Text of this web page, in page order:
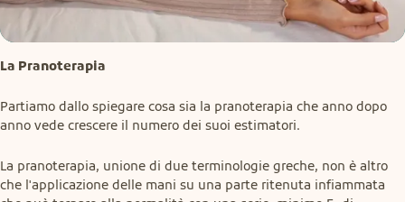
La Pranoterapia
Partiamo dallo spiegare cosa sia la pranoterapia che anno dopo
anno vede crescere il numero dei suoi estimatori.
La pranoterapia, unione di due terminologie greche, non è altro
che l'applicazione delle mani su una parte ritenuta infiammata